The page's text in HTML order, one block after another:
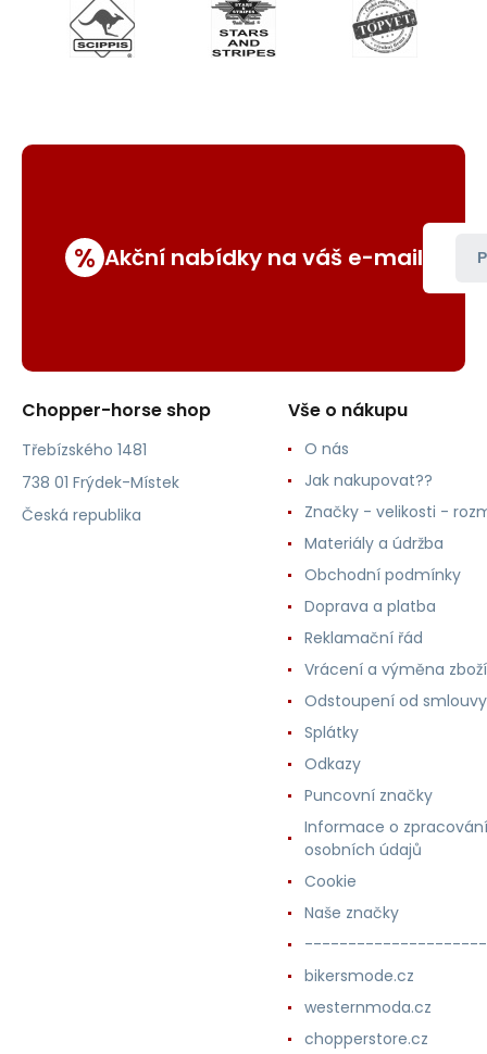
% Akční nabídky na váš e-mail
Chopper-horse shop
Třebízského 1481
738 01 Frýdek-Místek
Česká republika
Vše o nákupu
O nás
Jak nakupovat??
Značky - velikosti -
Materiály a údržba
Obchodní podmínky
Doprava a platba
Reklamační řád
Vrácení a výměna zboží
Odstoupení od smlouvy
Splátky
Odkazy
Puncovní značky
Informace o zpracování
osobních údajů
Cookie
Naše značky
bikersmode.cz
westernmoda.cz
chopperstore.cz